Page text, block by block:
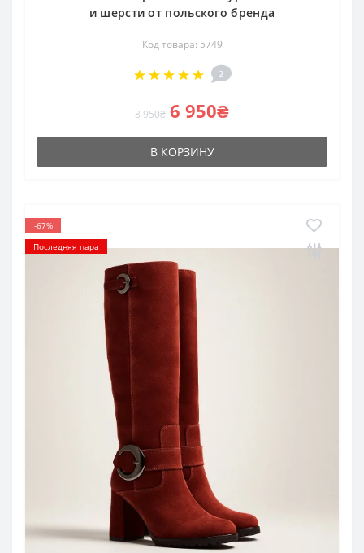
и шерсти от польского бренда
Код товара: 5749
2
8 950₴ 6 950₴
В КОРЗИНУ
-67%
Последняя пара